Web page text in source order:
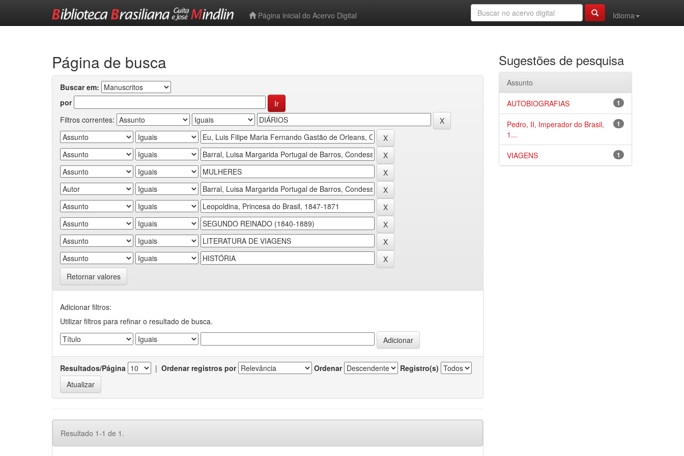
Página inicial do Acervo Digital
Idioma
Página de busca
Buscar em:
por
Filtros correntes:
Retornar valores
Adicionar filtros:
Utilizar filtros para refinar o resultado de busca.
Resultados/Página | Ordenar registros por Ordenar Registro(s)
Resultado 1-1 de 1.
Sugestões de pesquisa
Assunto
1
AUTOBIOGRAFIAS
1
Pedro, II, Imperador do Brasil,
1...
1
VIAGENS